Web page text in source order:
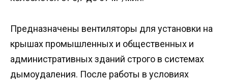
Предназначены вентиляторы для установки на
крышах промышленных и общественных и
административных зданий строго в системах
дымоудаления. После работы в условиях